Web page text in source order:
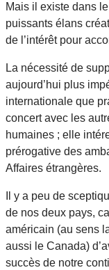
Mais il existe dans
puissants élans
de l’intérêt pour
La nécessité de
aujourd’hui plus
internationale que
concert avec les
humaines ; elle
prérogative des
Affaires étrangères.
Il y a peu de
de nos deux pays,
américain (au sens
aussi le Canada)
succès de notre